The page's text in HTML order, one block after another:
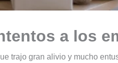
a los
trajo gran alivio y mucho